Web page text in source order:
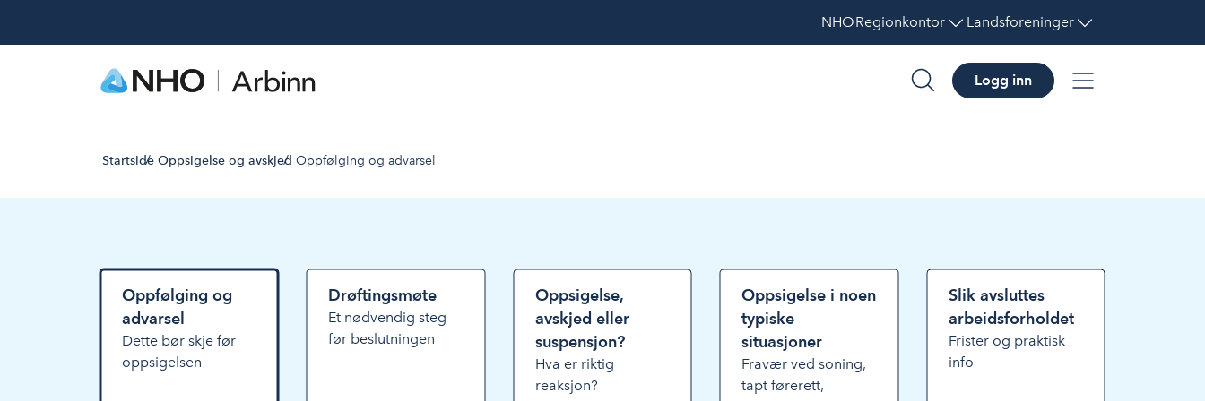
NHORegionkontor Landsforeninger
søk Logg inn meny
Startside Oppsigelse og avskjed Oppfølging og advarsel
Oppfølging og
advarsel
Dette bør skje før
oppsigelsen
Drøftingsmøte
Et nødvendig steg
før beslutningen
Oppsigelse,
avskjed eller
suspensjon?
Hva er riktig
reaksjon?
Oppsigelse i noen
typiske
situasjoner
Fravær ved soning,
tapt førerett,
Slik avsluttes
arbeidsforholdet
Frister og praktisk
info